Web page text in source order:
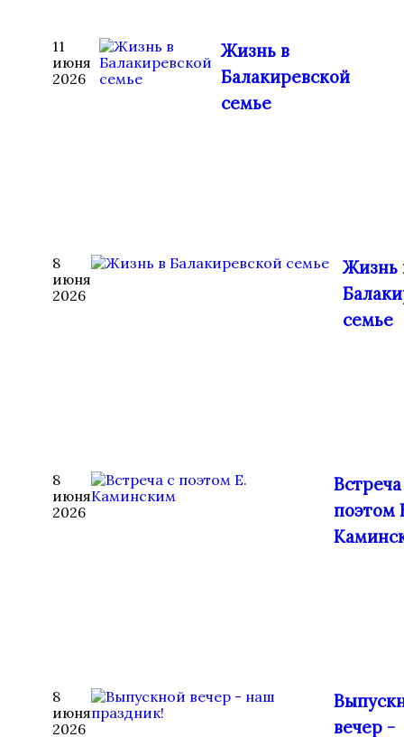
11
июня
2026
Жизнь в
Балакиревской
семье
8
июня
2026
Жизнь
семье
8
июня
2026
поэтом
8
июня
2026
вечер -